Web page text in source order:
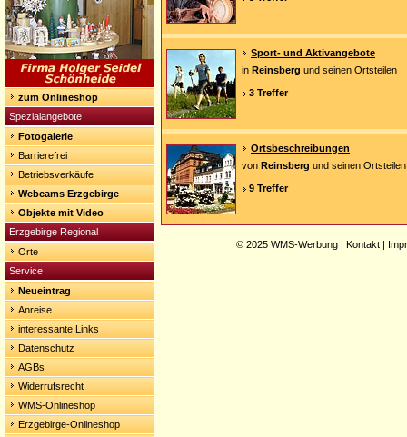
zum Onlineshop
Spezialangebote
Fotogalerie
Barrierefrei
Betriebsverkäufe
Webcams Erzgebirge
Objekte mit Video
Erzgebirge Regional
Orte
Service
Neueintrag
Anreise
interessante Links
Datenschutz
AGBs
Widerrufsrecht
WMS-Onlineshop
Erzgebirge-Onlineshop
Sport- und Aktivangebote
in Reinsberg und seinen Ortsteilen
3 Treffer
Ortsbeschreibungen
von Reinsberg und seinen Ortsteilen
9 Treffer
© 2025 WMS-Werbung | Kontakt |